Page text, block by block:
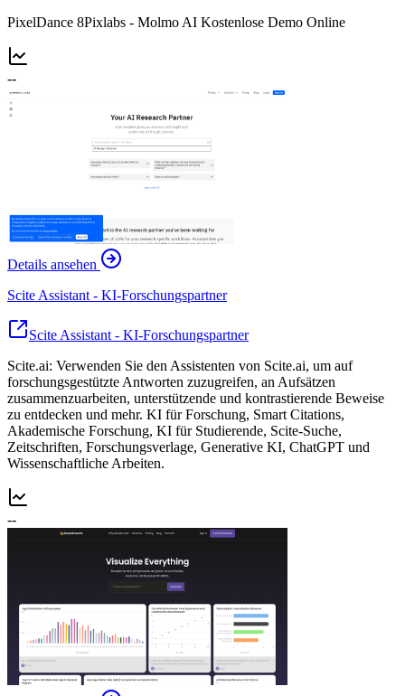
PixelDance 8Pixlabs - Molmo AI Kostenlose Demo Online
--
Details ansehen
Scite Assistant - KI-Forschungspartner
Scite Assistant - KI-Forschungspartner
Scite.ai: Verwenden Sie den Assistenten von Scite.ai, um auf
forschungsgestützte Antworten zuzugreifen, an Aufsätzen
zusammenzuarbeiten, unterstützende und kontrastierende Beweise
zu entdecken und mehr. KI für Forschung, Smart Citations,
Akademische Forschung, KI für Studierende, Scite-Suche,
Zeitschriften, Forschungsverlage, Generative KI, ChatGPT und
Wissenschaftliche Arbeiten.
--